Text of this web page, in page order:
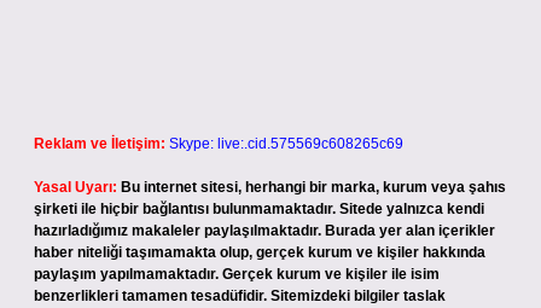
Reklam ve İletişim: Skype: live:.cid.575569c608265c69
Yasal Uyarı: Bu internet sitesi, herhangi bir marka, kurum veya şahıs
şirketi ile hiçbir bağlantısı bulunmamaktadır. Sitede yalnızca kendi
hazırladığımız makaleler paylaşılmaktadır. Burada yer alan içerikler
haber niteliği taşımamakta olup, gerçek kurum ve kişiler hakkında
paylaşım yapılmamaktadır. Gerçek kurum ve kişiler ile isim
benzerlikleri tamamen tesadüfidir. Sitemizdeki bilgiler taslak